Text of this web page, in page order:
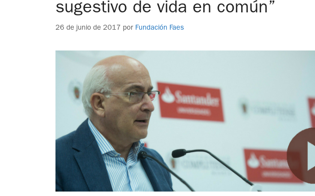
sugestivo de vida en común”
26 de junio de 2017 por Fundación Faes